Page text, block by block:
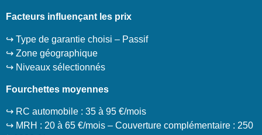
Facteurs influençant les prix
↪️ Type de garantie choisi – Passif
↪️ Zone géographique
↪️ Niveaux sélectionnés
Fourchettes moyennes
↪️ RC automobile : 35 à 95 €/mois
↪️ MRH : 20 à 65 €/mois – Couverture complémentaire : 250